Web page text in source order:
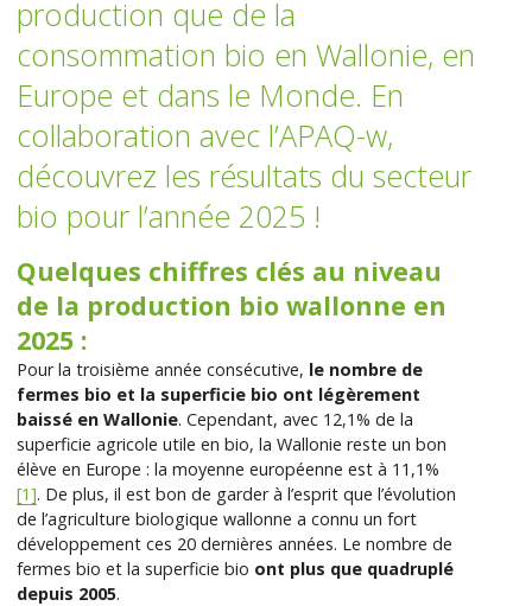
production que de la
consommation bio en Wallonie, en
Europe et dans le Monde. En
collaboration avec l’APAQ-w,
découvrez les résultats du secteur
bio pour l’année 2025 !
Quelques chiffres clés au niveau
de la production bio wallonne en
2025 :
Pour la troisième année consécutive, le nombre de
fermes bio et la superficie bio ont légèrement
baissé en Wallonie. Cependant, avec 12,1% de la
superficie agricole utile en bio, la Wallonie reste un bon
élève en Europe : la moyenne européenne est à 11,1%
[1]. De plus, il est bon de garder à l’esprit que l’évolution
de l’agriculture biologique wallonne a connu un fort
développement ces 20 dernières années. Le nombre de
fermes bio et la superficie bio ont plus que quadruplé
depuis 2005.